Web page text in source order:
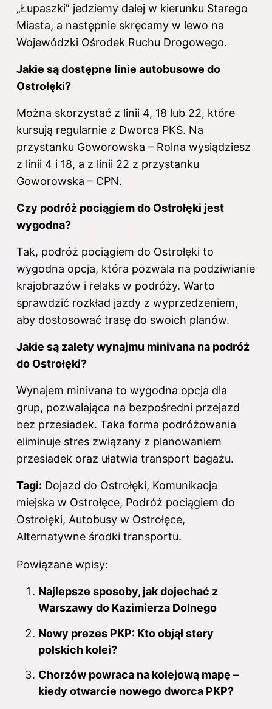
„Łupaszki” jedziemy dalej w kierunku Starego
Miasta, a następnie skręcamy w lewo na
Wojewódzki Ośrodek Ruchu Drogowego.
Jakie są dostępne linie autobusowe do
Ostrołęki?
Można skorzystać z linii 4, 18 lub 22, które
kursują regularnie z Dworca PKS. Na
przystanku Goworowska – Rolna wysiądziesz
z linii 4 i 18, a z linii 22 z przystanku
Goworowska – CPN.
Czy podróż pociągiem do Ostrołęki jest
wygodna?
Tak, podróż pociągiem do Ostrołęki to
wygodna opcja, która pozwala na podziwianie
krajobrazów i relaks w podróży. Warto
sprawdzić rozkład jazdy z wyprzedzeniem,
aby dostosować trasę do swoich planów.
Jakie są zalety wynajmu minivana na podróż
do Ostrołęki?
Wynajem minivana to wygodna opcja dla
grup, pozwalająca na bezpośredni przejazd
bez przesiadek. Taka forma podróżowania
eliminuje stres związany z planowaniem
przesiadek oraz ułatwia transport bagażu.
Tagi: Dojazd do Ostrołęki, Komunikacja
miejska w Ostrołęce, Podróż pociągiem do
Ostrołęki, Autobusy w Ostrołęce,
Alternatywne środki transportu.
Powiązane wpisy:
Najlepsze sposoby, jak dojechać z
Warszawy do Kazimierza Dolnego
Nowy prezes PKP: Kto objął stery
polskich kolei?
Chorzów powraca na kolejową mapę –
kiedy otwarcie nowego dworca PKP?